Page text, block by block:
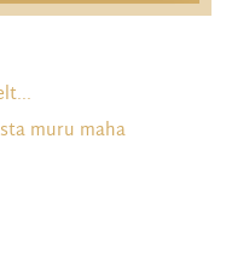
muru maha